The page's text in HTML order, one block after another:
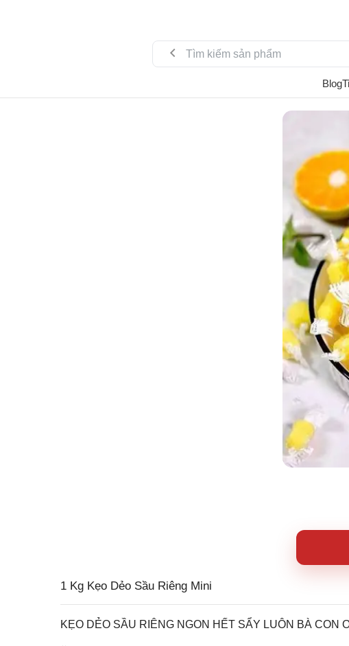
Blog
1 Kg Kẹo Dẻo Sầu Riêng Mini
KẸO DẺO SẦU RIÊNG NGON HẾT SẨY LUÔN BÀ CON